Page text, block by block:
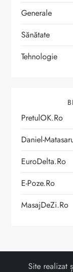
Generale
Sănătate
Tehnologie
PretulOK.ro
Daniel-
EuroDelta.ro
E-Poze.ro
MasajDeZi.ro
Site realizat